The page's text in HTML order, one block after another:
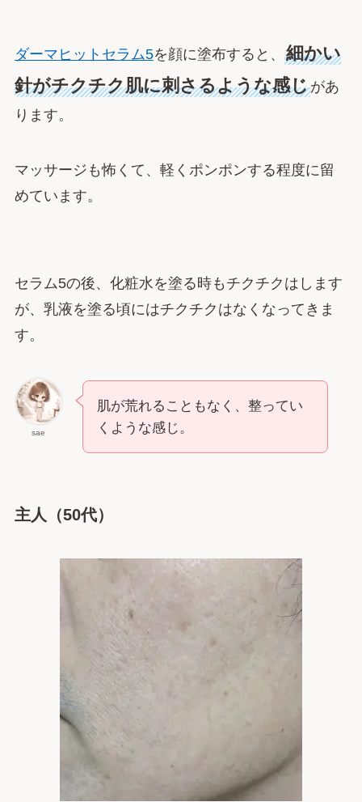
ダーマヒットセラム5を顔に塗布すると、 細かい
針がチクチク肌に刺さるような感じがあ
ります。
マッサージも怖くて、軽くポンポンする程度に留
めています。
セラム5の後、化粧水を塗る時もチクチクはします
が、乳液を塗る頃にはチクチクはなくなってきま
す。
sae
肌が荒れることもなく、整ってい
くような感じ。
主人（50代）